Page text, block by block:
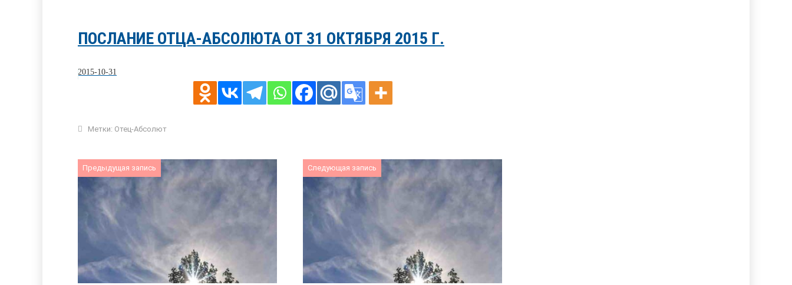
ПОСЛАНИЕ ОТЦА-АБСОЛЮТА ОТ 31 ОКТЯБРЯ 2015 Г.
2015-10-31
Метки: Отец-Абсолют
Предыдущая запись Следующая запись